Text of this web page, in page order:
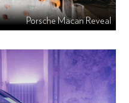
Porsche Macan Reveal